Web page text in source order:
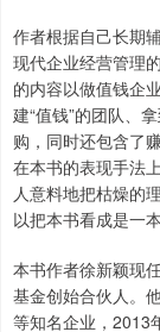
作者根据自己长期
现代企业经营管理
的内容以做值钱企
建“值钱”的团队、
购，同时还包含了
在本书的表现手法
人意料地把枯燥的
以把本书看成是一
本书作者徐新颖现
基金创始合伙人。
等知名企业，2013